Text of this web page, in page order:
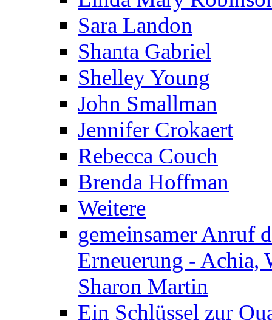
Sara Landon
Shanta Gabriel
Shelley Young
John Smallman
Jennifer Crokaert
Rebecca Couch
Brenda Hoffman
Weitere
gemeinsamer Anruf
Erneuerung - Achia,
Sharon Martin
Ein Schlüssel zur